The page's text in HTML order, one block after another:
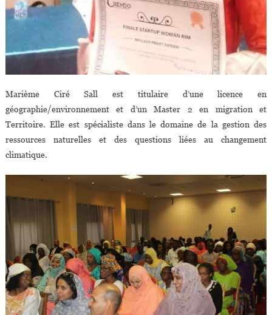
Marième Ciré Sall est titulaire d’une licence en
géographie/environnement et d’un Master 2 en migration et
Territoire. Elle est spécialiste dans le domaine de la gestion des
ressources naturelles et des questions liées au changement
climatique.